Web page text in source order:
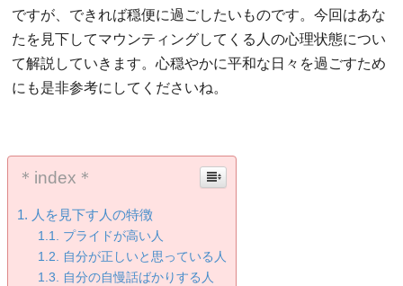
ですが、できれば穏便に過ごしたいものです。今回はあな
たを見下してマウンティングしてくる人の心理状態につい
て解説していきます。心穏やかに平和な日々を過ごすため
にも是非参考にしてくださいね。
＊index＊
人を見下す人の特徴
プライドが高い人
自分が正しいと思っている人
自分の自慢話ばかりする人